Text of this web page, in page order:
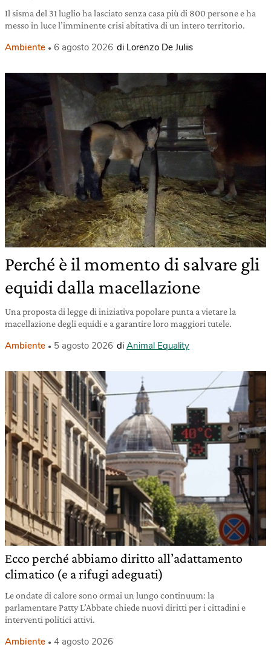
Il sisma del 31 luglio ha lasciato senza casa più di 800 persone e ha
messo in luce l’imminente crisi abitativa di un intero territorio.
Ambiente 6 agosto 2026 di Lorenzo De Juliis
Perché è il momento di salvare gli
equidi dalla macellazione
Una proposta di legge di iniziativa popolare punta a vietare la
macellazione degli equidi e a garantire loro maggiori tutele.
Ambiente 5 agosto 2026 di Animal Equality
Ecco perché abbiamo diritto all’adattamento
climatico (e a rifugi adeguati)
Le ondate di calore sono ormai un lungo continuum: la
parlamentare Patty L’Abbate chiede nuovi diritti per i cittadini e
interventi politici attivi.
Ambiente 4 agosto 2026